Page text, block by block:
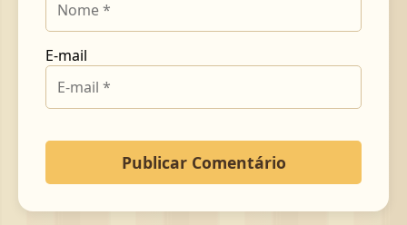
E-mail